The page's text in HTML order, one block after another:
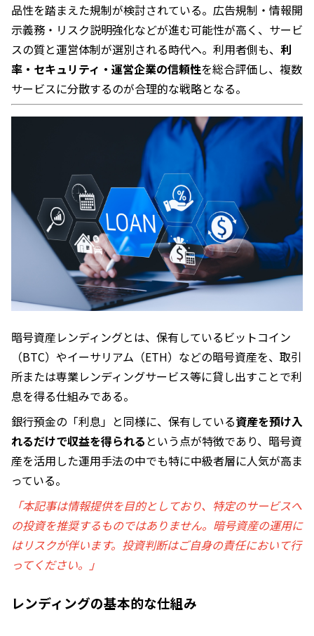
品性を踏まえた規制が検討されている。広告規制・情報開
示義務・リスク説明強化などが進む可能性が高く、サービ
スの質と運営体制が選別される時代へ。利用者側も、 利
率・セキュリティ・運営企業の信頼性を総合評価し、複数
サービスに分散するのが合理的な戦略となる。
暗号資産レンディングとは、保有しているビットコイン
（BTC）やイーサリアム（ETH）などの暗号資産を、取引
所または専業レンディングサービス等に貸し出すことで利
息を得る仕組みである。
銀行預金の「利息」と同様に、保有している資産を預け入
れるだけで収益を得られる という点が特徴であり、暗号資
産を活用した運用手法の中でも特に中級者層に人気が高ま
っている。
「本記事は情報提供を目的としており、特定のサービスへ
の投資を推奨するものではありません。暗号資産の運用に
はリスクが伴います。投資判断はご自身の責任において行
ってください。」
レンディングの基本的な仕組み